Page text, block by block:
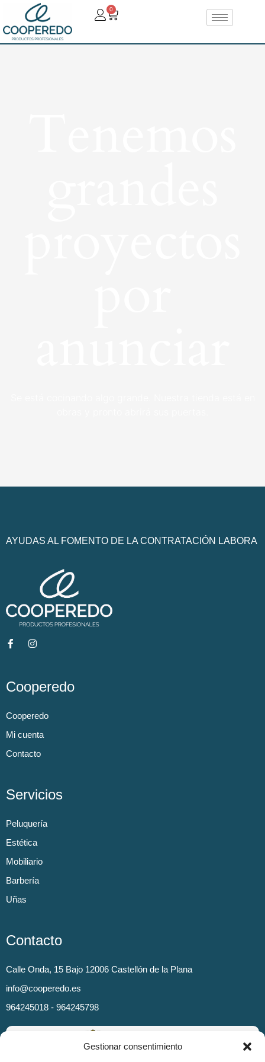
Gestionar consentimiento
0
AYUDAS AL FOMENTO DE LA CONTRATACIÓN LABORA
Cooperedo
Cooperedo
Mi cuenta
Contacto
Servicios
Peluquería
Estética
Mobiliario
Barbería
Uñas
Contacto
Calle Onda, 15 Bajo 12006 Castellón de la Plana
info@cooperedo.es
964245018 - 964245798